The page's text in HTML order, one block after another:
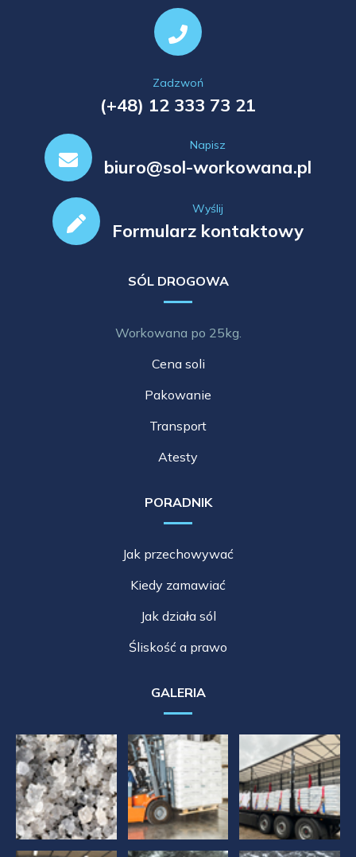
Zadzwoń
(+48) 12 333 73 21
Napisz
biuro@sol-workowana.pl
Wyślij
Formularz kontaktowy
SÓL DROGOWA
Workowana po 25kg.
Cena soli
Pakowanie
Transport
Atesty
PORADNIK
Jak przechowywać
Kiedy zamawiać
Jak działa sól
Śliskość a prawo
GALERIA